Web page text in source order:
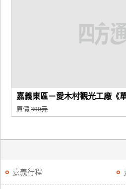
嘉義東區－愛木村觀光工廠《
原價300元
嘉義行程